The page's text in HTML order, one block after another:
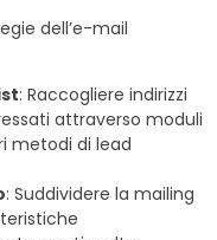
dell’e-mail
: Raccogliere indirizzi
attraverso moduli
metodi di lead
: Suddividere la mailing